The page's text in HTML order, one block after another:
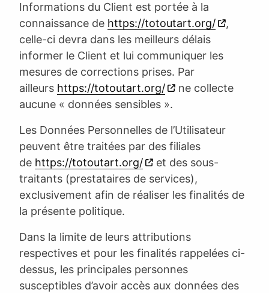
Informations du Client est portée à la
connaissance de https://totoutart.org/
,
celle-ci devra dans les meilleurs délais
informer le Client et lui communiquer les
mesures de corrections prises. Par
ailleurs https://totoutart.org/
ne collecte
aucune « données sensibles ».
Les Données Personnelles de l’Utilisateur
peuvent être traitées par des filiales
de https://totoutart.org/
et des sous-
traitants (prestataires de services),
exclusivement afin de réaliser les finalités de
la présente politique.
Dans la limite de leurs attributions
respectives et pour les finalités rappelées ci-
dessus, les principales personnes
susceptibles d’avoir accès aux données des